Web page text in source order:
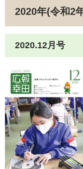
2020年(令和2
2020.12月号